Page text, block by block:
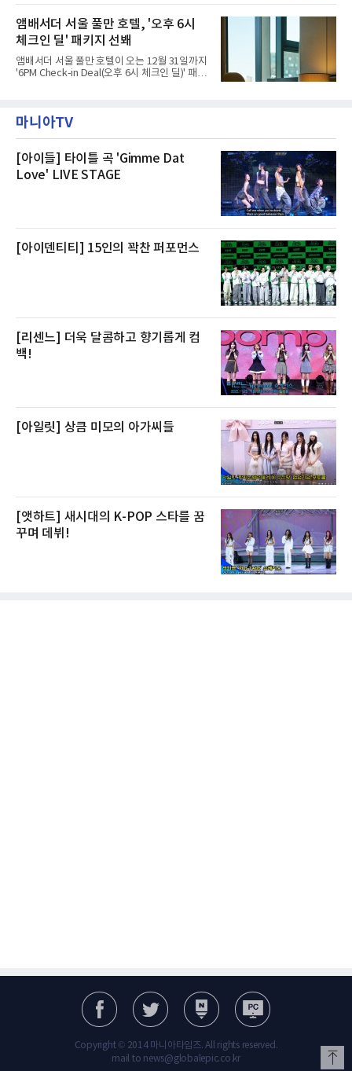
민들의 호응 속에 CFS는 즉시 행동에 나섰다. 지
난 28일 오후 전문 청소업체와
에 대해서는 외부 화재 연기 유입이라고 설명했
고, 2023년 같은 물류센터에서 발생한 화재에
대해서도 쿠팡 입주 전 공사 과정에서 벌어진 일
이라며 선을 그었다.쿠팡은 21일 인천 물류센터
내부에서 불이 타는 냄새가 났다는 의혹과 관련
해 “사실무근”이라는 입장을 밝혔다.회사 측은
“인근에서 지난 15일 다른 회사에서 발생한 대
것으로 확인됐다”고 설명했다.이어 “정확한 화
재 원인은 추후 조사될
앰배서더 서울 풀만 호텔, '오후 6시
체크인 딜' 패키지 선봬
앰배서더 서울 풀만 호텔이 오는 12월 31일까지
'6PM Check-in Deal(오후 6시 체크인 딜)' 패키
텔 측은 “퇴근 후 또는 주말 도심 속에서 짧지만
온전한 휴식을 원하는 고객들에게 특별한 경험
제큐티브 두 가지 타입으로 구성된다. 디럭스 패
키지는 객실 1박(룸 온리)으로 심플한 호캉스를
즐길 수 있으며, 이그제큐티브 패키지는 객실 1
마니아TV
[아이들] 타이틀 곡 'Gimme Dat
Love' LIVE STAGE
[아이덴티티] 15인의 꽉찬 퍼포먼스
[리센느] 더욱 달콤하고 향기롭게 컴
백!
[아일릿] 상큼 미모의 아가씨들
[앳하트] 새시대의 K-POP 스타를 꿈
꾸며 데뷔!
Copyright © 2014 마니아타임즈. All rights reserved.
mail to news@globalepic.co.kr